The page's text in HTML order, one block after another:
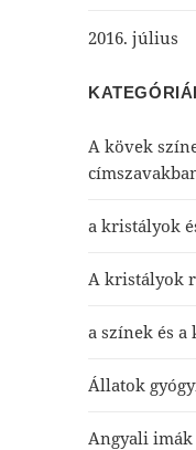
2016. július
A kövek
a kristályok
A kristályok
a színek és
Állatok
Angyali imák